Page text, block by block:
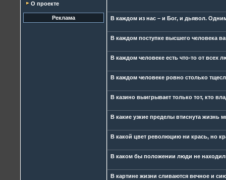
О проекте
Реклама В каждом из нас – и Бог, и дьявол.
В каждом поступке высшего человека
В каждом человеке есть что-то от всех
В каждом человеке ровно столько
В казино выигрывает только тот, кто
В какие узкие пределы втиснута жизнь
В какой цвет революцию ни крась, но
В каком бы положении люди не
В картине жизни сливаются вечное и